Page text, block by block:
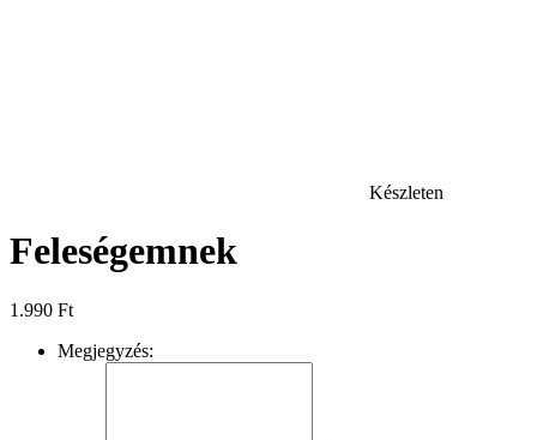
Készleten
Feleségemnek
1.990 Ft
Megjegyzés: